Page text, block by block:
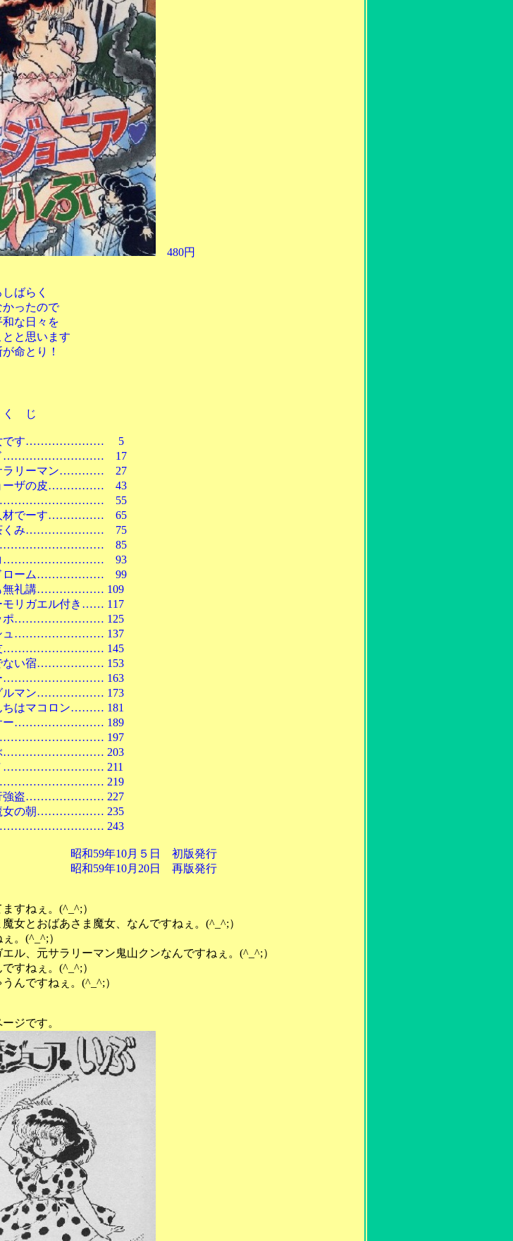
480円
く
ので
々を
います
り！
です………………… 5
……………………… 17
リーマン………… 27
ザの皮…………… 43
55
でーす…………… 65
くみ………………… 75
85
……………………… 93
ーム……………… 99
礼講……………… 109
ガエル付き…… 117
…………………… 125
…………………… 137
……………………… 145
い宿……………… 153
……………………… 163
マン……………… 173
マコロン……… 181
…………………… 189
197
……………………… 203
……………………… 211
219
盗………………… 227
の朝……………… 235
243
５日 初版発行
20日 再版発行
すねぇ。(^_^;）
女とおばあさま魔女、なんですねぇ。(^_^;）
。(^_^;）
ル、元サラリーマン鬼山クンなんですねぇ。(^_^;）
すねぇ。(^_^;）
んですねぇ。(^_^;）
ジです。